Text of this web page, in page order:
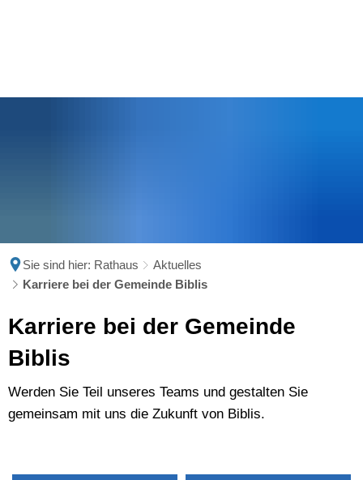
Sie sind hier: Rathaus
Aktuelles
Karriere bei der Gemeinde Biblis
Karriere
bei
der
Gemeinde
Karriere bei der Gemeinde
Biblis
Werden Sie Teil unseres Teams und gestalten Sie
gemeinsam mit uns die Zukunft von Biblis.